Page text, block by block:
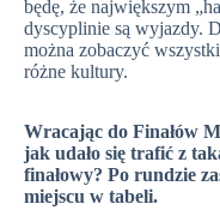
będę, że największym
dyscyplinie są wyjazdy.
można zobaczyć
różne kultury.
Wracając do Finałów
jak udało się trafić z
finałowy? Po rundzie
miejscu w tabeli.